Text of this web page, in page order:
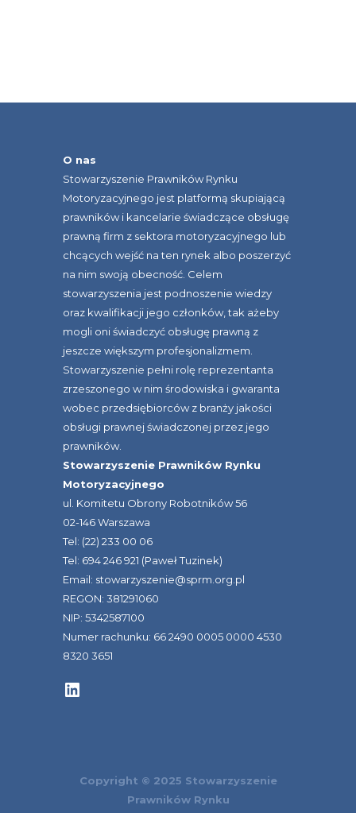
O nas
Stowarzyszenie Prawników Rynku
Motoryzacyjnego jest platformą skupiającą
prawników i kancelarie świadczące obsługę
prawną firm z sektora motoryzacyjnego lub
chcących wejść na ten rynek albo poszerzyć
na nim swoją obecność. Celem
stowarzyszenia jest podnoszenie wiedzy
oraz kwalifikacji jego członków, tak ażeby
mogli oni świadczyć obsługę prawną z
jeszcze większym profesjonalizmem.
Stowarzyszenie pełni rolę reprezentanta
zrzeszonego w nim środowiska i gwaranta
wobec przedsiębiorców z branży jakości
obsługi prawnej świadczonej przez jego
prawników.
Stowarzyszenie Prawników Rynku
Motoryzacyjnego
ul. Komitetu Obrony Robotników 56
02-146 Warszawa
Tel: (22) 233 00 06
Tel: 694 246 921 (Paweł Tuzinek)
Email: stowarzyszenie@sprm.org.pl
REGON: 381291060
NIP: 5342587100
Numer rachunku: 66 2490 0005 0000 4530
8320 3651
LinkedIn
Copyright © 2025 Stowarzyszenie
Prawników Rynku